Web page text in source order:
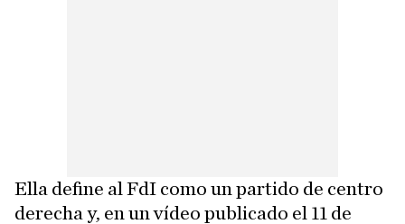
Ella define al FdI como un partido de centro
derecha y, en un vídeo publicado el 11 de